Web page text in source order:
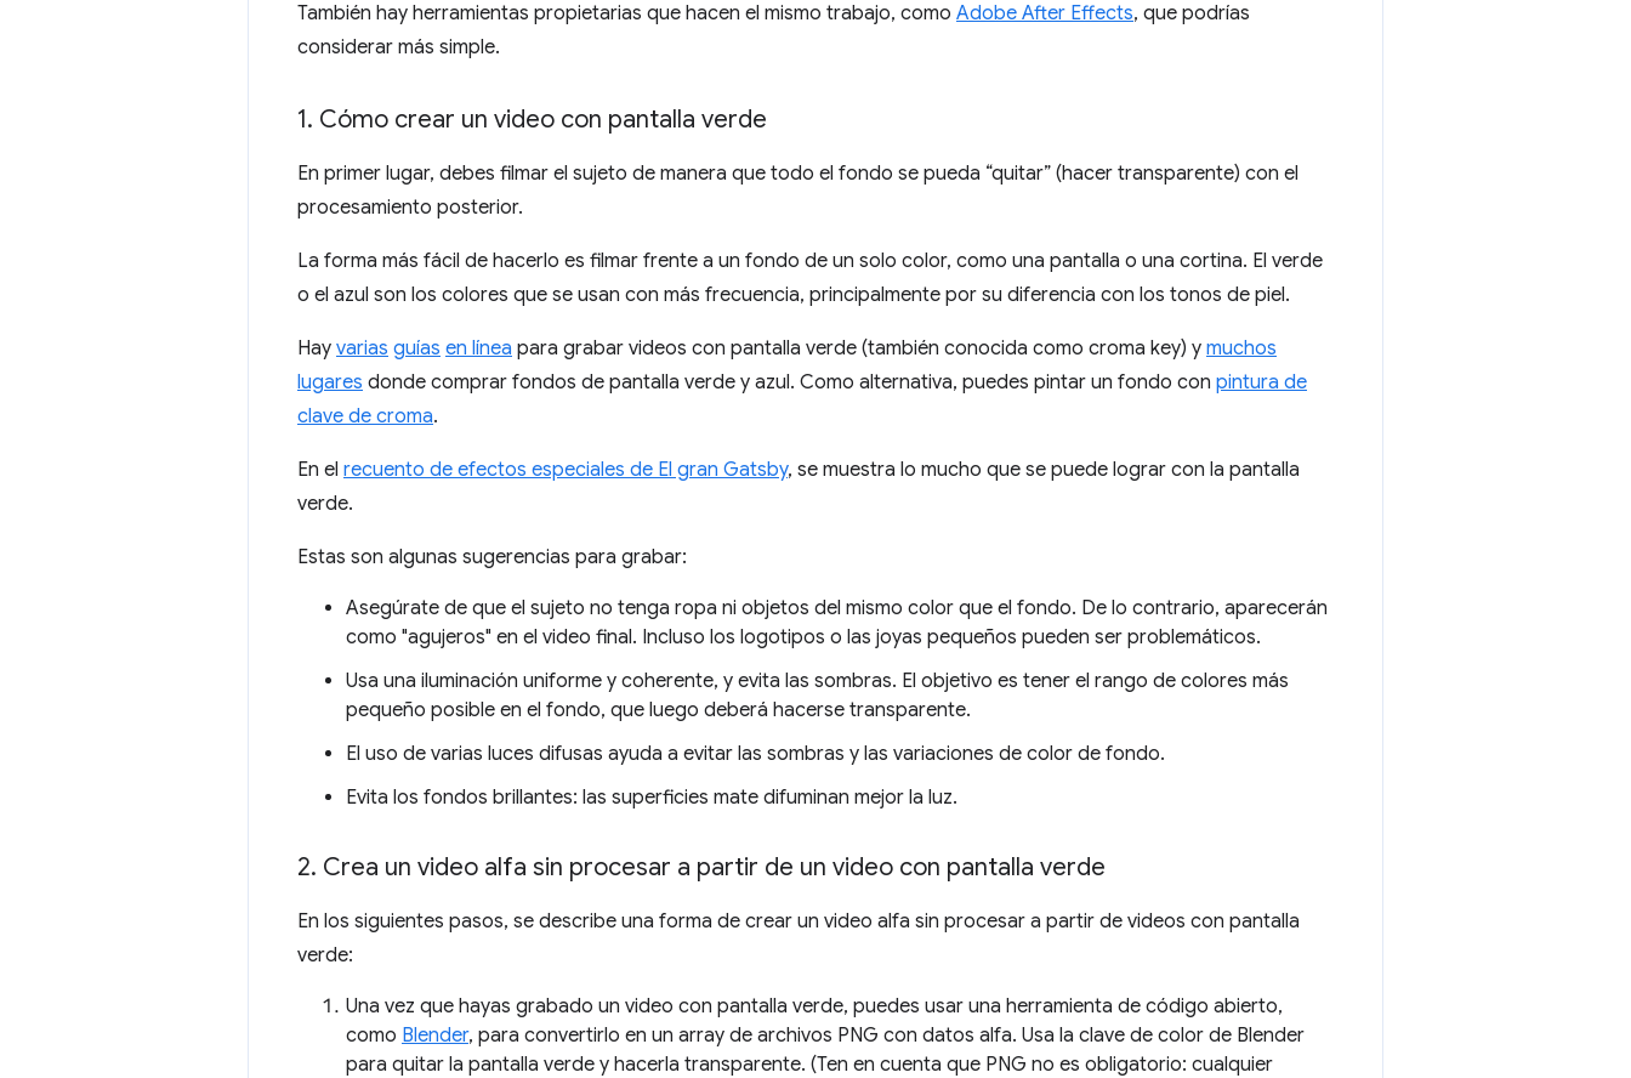
También hay herramientas propietarias que hacen el mismo trabajo, como Adobe After Effects, que podrías
considerar más simple.
1. Cómo crear un video con pantalla verde
En primer lugar, debes filmar el sujeto de manera que todo el fondo se pueda “quitar” (hacer transparente) con el
procesamiento posterior.
La forma más fácil de hacerlo es filmar frente a un fondo de un solo color, como una pantalla o una cortina. El verde
o el azul son los colores que se usan con más frecuencia, principalmente por su diferencia con los tonos de piel.
Hay varias guías en línea para grabar videos con pantalla verde (también conocida como croma key) y muchos
lugares donde comprar fondos de pantalla verde y azul. Como alternativa, puedes pintar un fondo con pintura de
clave de croma.
En el recuento de efectos especiales de El gran Gatsby, se muestra lo mucho que se puede lograr con la pantalla
verde.
Estas son algunas sugerencias para grabar:
Asegúrate de que el sujeto no tenga ropa ni objetos del mismo color que el fondo. De lo contrario, aparecerán
como "agujeros" en el video final. Incluso los logotipos o las joyas pequeños pueden ser problemáticos.
Usa una iluminación uniforme y coherente, y evita las sombras. El objetivo es tener el rango de colores más
pequeño posible en el fondo, que luego deberá hacerse transparente.
El uso de varias luces difusas ayuda a evitar las sombras y las variaciones de color de fondo.
Evita los fondos brillantes: las superficies mate difuminan mejor la luz.
2. Crea un video alfa sin procesar a partir de un video con pantalla verde
En los siguientes pasos, se describe una forma de crear un video alfa sin procesar a partir de videos con pantalla
verde:
Una vez que hayas grabado un video con pantalla verde, puedes usar una herramienta de código abierto,
como Blender, para convertirlo en un array de archivos PNG con datos alfa. Usa la clave de color de Blender
para quitar la pantalla verde y hacerla transparente. (Ten en cuenta que PNG no es obligatorio: cualquier